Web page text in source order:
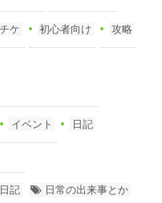
ケ 初心者向け 攻略
イベント 日記
日記 日常の出来事とか